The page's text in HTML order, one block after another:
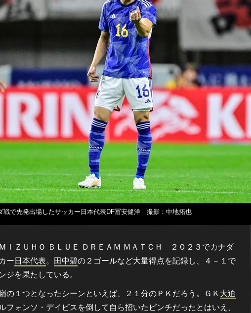
戦で先発出場したサッカー日本代表DF冨安健洋 撮影：中地拓也
ＩＺＵＨＯ ＢＬＵＥ ＤＲＥＡＭ ＭＡＴＣＨ ２０２３でカナダ
ー 日本代表。 田中碧の２ゴールなど大量得点を記録し、４－１で
ジを果たしている。
の１つとなったシーンといえば、２１分のＰＫだろう。ＧＫ 大迫
フォンソ・デイビスを倒して自ら招いたピンチだったとはいえ、